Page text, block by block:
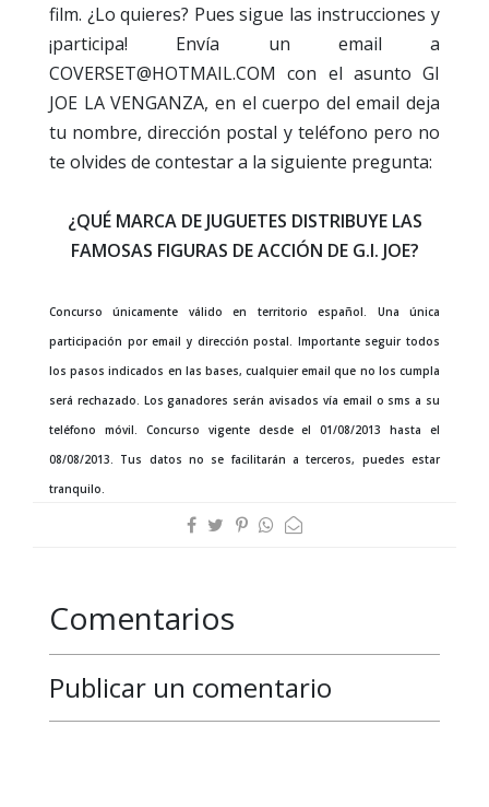
film. ¿Lo quieres? Pues sigue las instrucciones y
¡participa! Envía un email a
COVERSET@HOTMAIL.COM con el asunto GI
JOE LA VENGANZA, en el cuerpo del email deja
tu nombre, dirección postal y teléfono pero no
te olvides de contestar a la siguiente pregunta:
¿QUÉ MARCA DE JUGUETES DISTRIBUYE LAS
FAMOSAS FIGURAS DE ACCIÓN DE G.I. JOE?
Concurso únicamente válido en territorio español. Una única
participación por email y dirección postal. Importante seguir todos
los pasos indicados en las bases, cualquier email que no los cumpla
será rechazado. Los ganadores serán avisados vía email o sms a su
teléfono móvil. Concurso vigente desde el 01/08/2013 hasta el
08/08/2013. Tus datos no se facilitarán a terceros, puedes estar
tranquilo.
Comentarios
Publicar un comentario